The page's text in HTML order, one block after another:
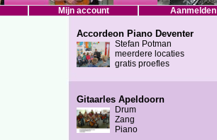
Mijn account Aanmelden
Accordeon Piano Deventer
Stefan Potman
meerdere locaties
gratis proefles
Gitaarles Apeldoorn
Drum
Zang
Piano